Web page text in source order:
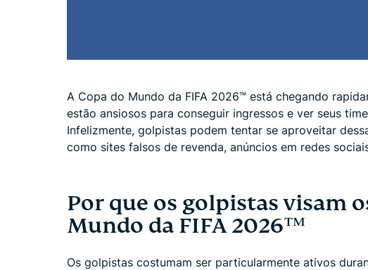
A Copa do Mundo da FIFA 2026™ está chegando
estão ansiosos para conseguir ingressos e ver seus
Infelizmente, golpistas podem tentar se aproveitar
como sites falsos de revenda, anúncios em redes
Por que os golpistas visam
Mundo da FIFA 2026™
Os golpistas costumam ser particularmente ativos